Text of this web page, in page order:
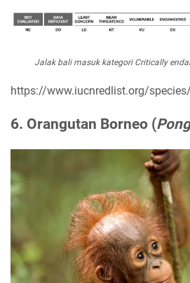
Jalak bali masuk kategori Critically
https://www.iucnredlist.org/
6. Orangutan Borneo (